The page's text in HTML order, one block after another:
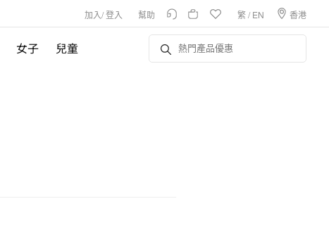
加入/登入 幫助 繁/ EN 香港
女子 兒童